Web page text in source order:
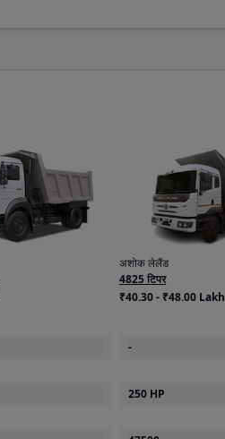
अशोक लेलैंड
4825 टिपर
₹40.30 - ₹48.00 Lakh
-
250 HP